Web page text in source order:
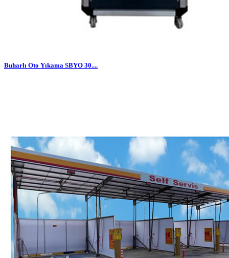
Buharlı Oto Yıkama SBYO 30....